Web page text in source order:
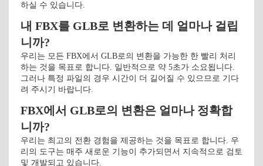
하실 수 있습니다.
내 FBX를 GLB로 변환하는 데 얼마나 걸립
니까?
우리는 모든 FBX에서 GLB로의 변환을 가능한 한 빨리 처리
하는 것을 목표로 합니다. 일반적으로 약 5초가 소요됩니다.
그러나 특정 파일의 경우 시간이 더 길어질 수 있으므로 기다
려 주시기 바랍니다.
FBX에서 GLB로의 변환은 얼마나 정확합
니까?
우리는 최고의 전환 경험을 제공하는 것을 목표로 합니다. 우
리의 도구는 매주 새로운 기능이 추가되면서 지속적으로 검토
및 개발되고 있습니다.